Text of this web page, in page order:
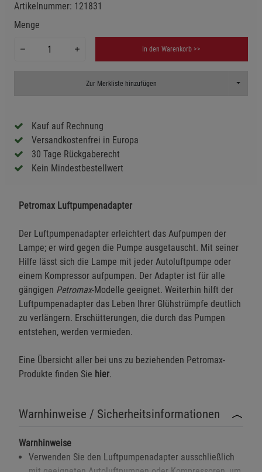
Artikelnummer: 121831
Menge
In den Warenkorb >>
Zur Merkliste hinzufügen Toggle
Kauf auf Rechnung
Versandkostenfrei in Europa
30 Tage Rückgaberecht
Kein Mindestbestellwert
Petromax Luftpumpenadapter
Der Luftpumpenadapter erleichtert das Aufpumpen der
Lampe; er wird gegen die Pumpe ausgetauscht. Mit seiner
Hilfe lässt sich die Lampe mit jeder Autoluftpumpe oder
einem Kompressor aufpumpen. Der Adapter ist für alle
gängigen Petromax-Modelle geeignet. Weiterhin hilft der
Luftpumpenadapter das Leben Ihrer Glühstrümpfe deutlich
zu verlängern. Erschütterungen, die durch das Pumpen
entstehen, werden vermieden.
Eine Übersicht aller bei uns zu beziehenden Petromax-
Produkte finden Sie hier.
Warnhinweise / Sicherheitsinformationen
Warnhinweise
Verwenden Sie den Luftpumpenadapter ausschließlich